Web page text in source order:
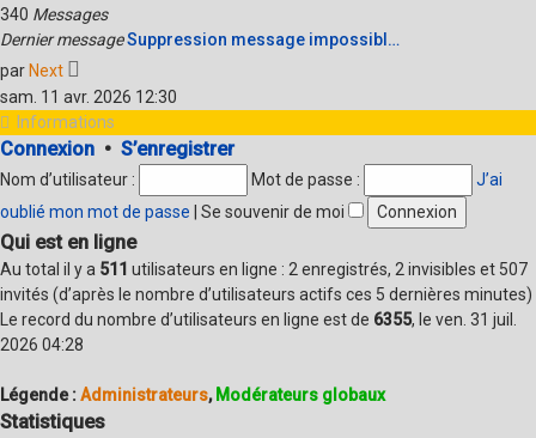
340 Messages
Dernier messageSuppression message impossibl…
par Next
dernier
message
sam. 11 avr. 2026 12:30
Informations
Connexion • S’enregistrer
Nom d’utilisateur : Mot de passe :
J’ai
oublié mon mot de passe
Se souvenir de moi
Qui est en ligne
Au total il y a 511 utilisateurs en ligne : 2 enregistrés, 2 invisibles et 507
invités (d’après le nombre d’utilisateurs actifs ces 5 dernières minutes)
Le record du nombre d’utilisateurs en ligne est de 6355, le ven. 31 juil.
2026 04:28
Légende :Administrateurs, Modérateurs globaux
Statistiques